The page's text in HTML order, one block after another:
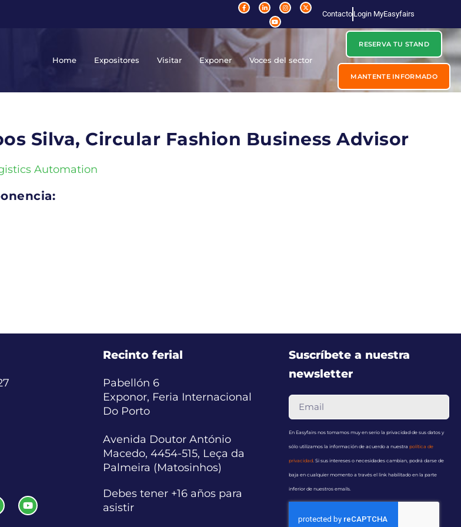
Contacto Login MyEasyfairs
Home Expositores Visitar Exponer Voces del sector
RESERVA TU STAND
MANTENTE INFORMADO
Silva, Circular Fashion Business Advisor
Automation
Recinto ferial
Pabellón 6
Exponor, Feria Internacional
Do Porto
Avenida Doutor António
Macedo, 4454-515, Leça da
Palmeira (Matosinhos)
Debes tener +16 años para
asistir
Suscríbete a nuestra
newsletter
En Easyfairs nos tomamos muy en serio la privacidad de sus datos y
sólo utilizamos la información de acuerdo a nuestra política de
privacidad. Si sus intereses o necesidades cambian, podrá darse de
baja en cualquier momento a través el link habilitado en la parte
inferior de nuestros emails.